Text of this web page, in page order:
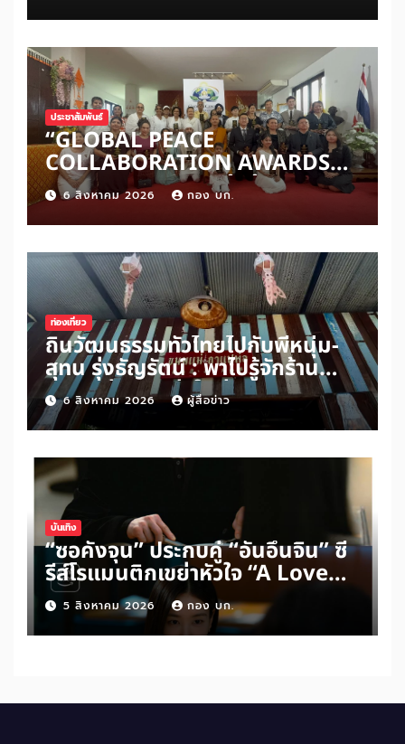
ประชาสัมพันธ์
“GLOBAL PEACE
COLLABORATION AWARDS
2026” เปิดเวทีเชิดชูผู้สร้าง
สันติภาพโลก ดันแนวคิด ‘สันติภาพ
เริ่มต้นจากหัวใจมนุษย์’ สู่ความร่วม
มือระดับนานาชาติ
6 สิงหาคม 2026 กอง บก.
ท่องเที่ยว
ถิ่นวัฒนธรรมทั่วไทยไปกับพี่หนุ่ม-
สุทน รุ่งธัญรัตน์ : พาไปรู้จักร้าน
ขนมแม่กาแฟพ่อในย่านสวนเกษตร
อำเภออัมพวา จังหวัดสมุทรสงคราม
6 สิงหาคม 2026 ผู้สื่อข่าว
บันเทิง
“ซอคังจุน” ประกบคู่ “อันอึนจิน” ซี
รีส์โรแมนติกเขย่าหัวใจ “A Love
Other Than Yours”
5 สิงหาคม 2026 กอง บก.